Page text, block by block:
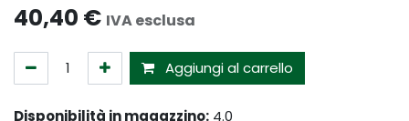
40,40 € IVA esclusa
Aggiungi al carrello
Disponibilità in magazzino: 4.0